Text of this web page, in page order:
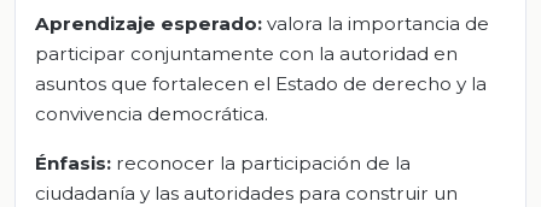
Aprendizaje esperado: valora la importancia de
participar conjuntamente con la autoridad en
asuntos que fortalecen el Estado de derecho y la
convivencia democrática.
Énfasis: reconocer la participación de la
ciudadanía y las autoridades para construir un